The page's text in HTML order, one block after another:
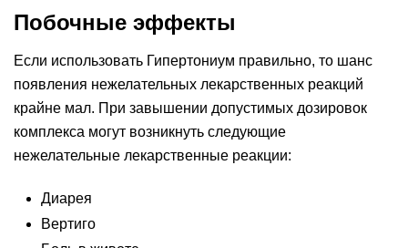
Побочные эффекты
Если использовать Гипертониум правильно, то шанс
появления нежелательных лекарственных реакций
крайне мал. При завышении допустимых дозировок
комплекса могут возникнуть следующие
нежелательные лекарственные реакции:
Диарея
Вертиго